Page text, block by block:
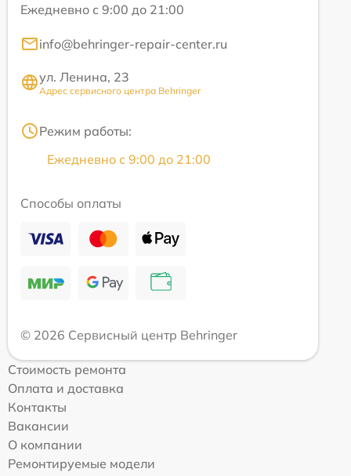
Ежедневно с 9:00 до 21:00
info@behringer-repair-center.ru
ул. Ленина, 23
Адрес сервисного центра Behringer
Режим работы:
Ежедневно с 9:00 до 21:00
Способы оплаты
© 2026 Сервисный центр Behringer
Стоимость ремонта
Оплата и доставка
Контакты
Вакансии
О компании
Ремонтируемые модели